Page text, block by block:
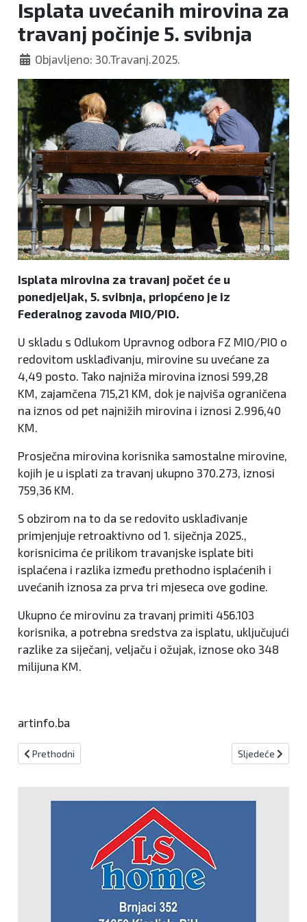
Isplata uvećanih mirovina za
travanj počinje 5. svibnja
Objavljeno: 30.Travanj.2025.
Isplata mirovina za travanj počet će u
ponedjeljak, 5. svibnja, priopćeno je iz
Federalnog zavoda MIO/PIO.
U skladu s Odlukom Upravnog odbora FZ MIO/PIO o
redovitom usklađivanju, mirovine su uvećane za
4,49 posto. Tako najniža mirovina iznosi 599,28
KM, zajamčena 715,21 KM, dok je najviša ograničena
na iznos od pet najnižih mirovina i iznosi 2.996,40
KM.
Prosječna mirovina korisnika samostalne mirovine,
kojih je u isplati za travanj ukupno 370.273, iznosi
759,36 KM.
S obzirom na to da se redovito usklađivanje
primjenjuje retroaktivno od 1. siječnja 2025.,
korisnicima će prilikom travanjske isplate biti
isplaćena i razlika između prethodno isplaćenih i
uvećanih iznosa za prva tri mjeseca ove godine.
Ukupno će mirovinu za travanj primiti 456.103
korisnika, a potrebna sredstva za isplatu, uključujući
razlike za siječanj, veljaču i ožujak, iznose oko 348
milijuna KM.
artinfo.ba
Prethodni članak: Večernjakov pečat: Evo tko je nominiran iz
Prethodni Sljedeći
Sljedeće